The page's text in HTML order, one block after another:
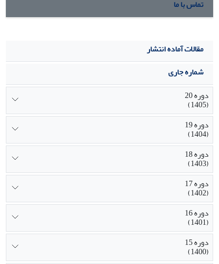
ارزشیا بی جامع کیفیت دانشگاه آزاد
تماس با ما
مقالات آماده انتشار
شماره جاری
دوره 20
(1405)
دوره 19
(1404)
دوره 18
(1403)
دوره 17
(1402)
دوره 16
(1401)
دوره 15
(1400)